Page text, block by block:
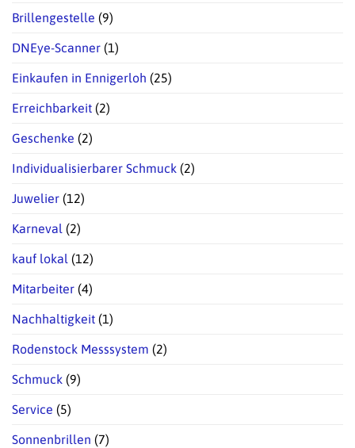
Brillengestelle (9)
DNEye-Scanner (1)
Einkaufen in Ennigerloh (25)
Erreichbarkeit (2)
Geschenke (2)
Individualisierbarer Schmuck (2)
Juwelier (12)
Karneval (2)
kauf lokal (12)
Mitarbeiter (4)
Nachhaltigkeit (1)
Rodenstock Messsystem (2)
Schmuck (9)
Service (5)
Sonnenbrillen (7)